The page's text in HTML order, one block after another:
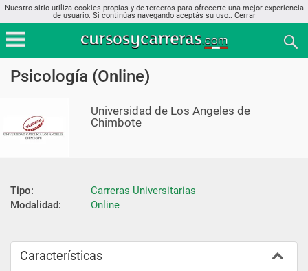
Nuestro sitio utiliza cookies propias y de terceros para ofrecerte una mejor experiencia
de usuario. Si continúas navegando aceptás su uso.. Cerrar
Psicología (Online)
Universidad de Los Angeles de
Chimbote
Tipo:
Carreras Universitarias
Modalidad:
Online
Características